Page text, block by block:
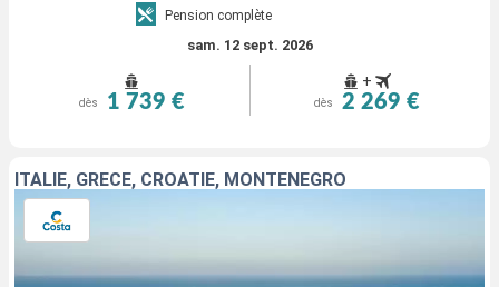
Pension complète
sam. 12 sept. 2026
dès 1 739 €
+
dès 2 269 €
ITALIE, GRÈCE, CROATIE, MONTENEGRO